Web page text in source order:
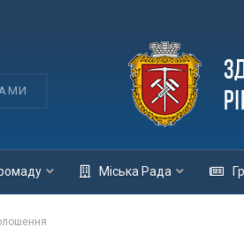
Міська Рада